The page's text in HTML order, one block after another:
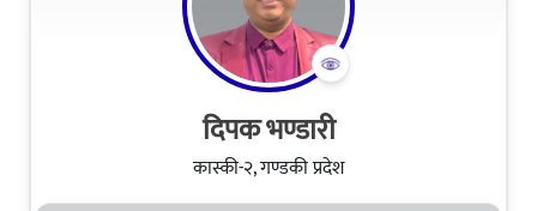
दिपक भण्डारी
कास्की-२, गण्डकी प्रदेश